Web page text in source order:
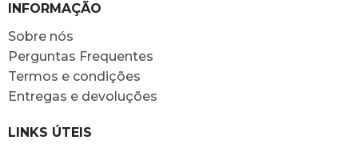
INFORMAÇÃO
Sobre nós
Perguntas Frequentes
Termos e condições
Entregas e devoluções
LINKS ÚTEIS